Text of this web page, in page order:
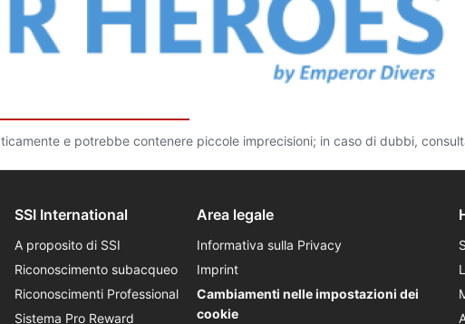
e potrebbe contenere piccole imprecisioni; in caso di dubbi,
SSI International
A proposito di SSI
Riconoscimento subacqueo
Riconoscimenti Professional
Sistema Pro Reward
Area legale
Informativa sulla Privacy
Imprint
Cambiamenti nelle impostazioni dei
cookie